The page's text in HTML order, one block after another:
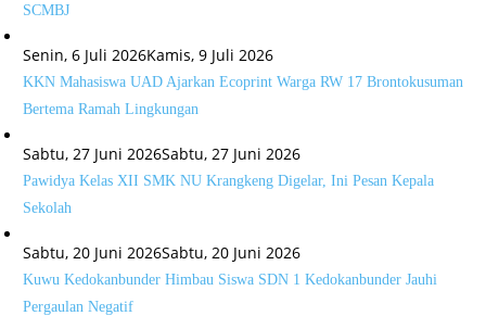
SCMBJ
Senin, 6 Juli 2026Kamis, 9 Juli 2026
KKN Mahasiswa UAD Ajarkan Ecoprint Warga RW 17 Brontokusuman
Bertema Ramah Lingkungan
Sabtu, 27 Juni 2026Sabtu, 27 Juni 2026
Pawidya Kelas XII SMK NU Krangkeng Digelar, Ini Pesan Kepala
Sekolah
Sabtu, 20 Juni 2026Sabtu, 20 Juni 2026
Kuwu Kedokanbunder Himbau Siswa SDN 1 Kedokanbunder Jauhi
Pergaulan Negatif